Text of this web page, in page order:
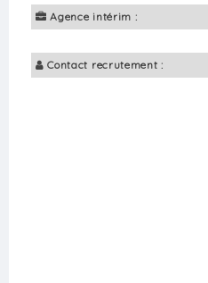
Agence intérim :
Contact recrutement :